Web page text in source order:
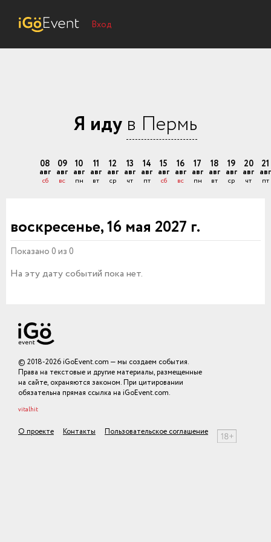
Вход
Я иду в Пермь
08
авг
сб
09
авг
вс
10
авг
пн
11
авг
вт
12
авг
ср
13
авг
чт
14
авг
пт
15
авг
сб
16
авг
вс
17
авг
пн
18
авг
вт
19
авг
ср
20
авг
чт
21
авг
пт
воскресенье, 16 мая 2027 г.
Показано 0 из 0
На эту дату событий пока нет.
© 2018-2026 iGoEvent.com — мы создаем события.
Права на текстовые и другие материалы, размещенные
на сайте, охраняются законом. При цитировании
обязательна прямая ссылка на iGoEvent.com.
vitalhit
О проекте Контакты Пользовательское соглашение